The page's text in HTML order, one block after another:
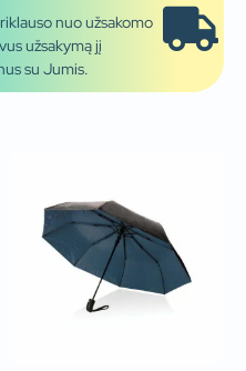
nuo užsakomo
užsakymą jį
su Jumis.